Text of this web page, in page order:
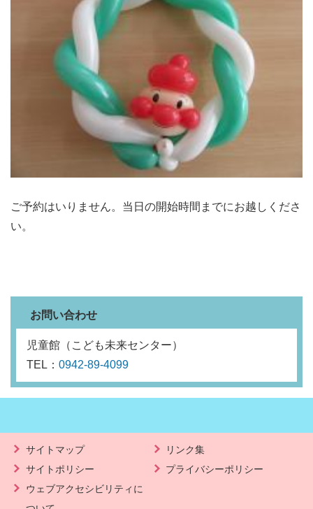
ご予約はいりません。当日の開始時間までにお越しくださ
い。
お問い合わせ
児童館（こども未来センター）
TEL： 0942-89-4099
サイトマップ
リンク集
サイトポリシー
プライバシーポリシー
ウェブアクセシビリティに